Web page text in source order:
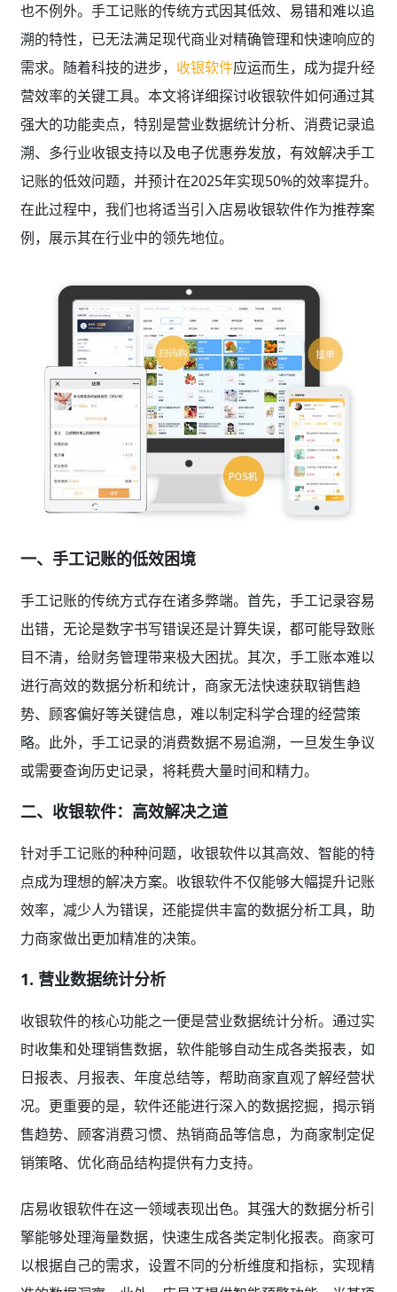
也不例外。手工记账的传统方式因其低效、易错和难以追
溯的特性，已无法满足现代商业对精确管理和快速响应的
需求。随着科技的进步， 收银软件应运而生，成为提升经
营效率的关键工具。本文将详细探讨收银软件如何通过其
强大的功能卖点，特别是营业数据统计分析、消费记录追
溯、多行业收银支持以及电子优惠券发放，有效解决手工
记账的低效问题，并预计在2025年实现50%的效率提升。
在此过程中，我们也将适当引入店易收银软件作为推荐案
例，展示其在行业中的领先地位。
一、手工记账的低效困境
手工记账的传统方式存在诸多弊端。首先，手工记录容易
出错，无论是数字书写错误还是计算失误，都可能导致账
目不清，给财务管理带来极大困扰。其次，手工账本难以
进行高效的数据分析和统计，商家无法快速获取销售趋
势、顾客偏好等关键信息，难以制定科学合理的经营策
略。此外，手工记录的消费数据不易追溯，一旦发生争议
或需要查询历史记录，将耗费大量时间和精力。
二、收银软件：高效解决之道
针对手工记账的种种问题，收银软件以其高效、智能的特
点成为理想的解决方案。收银软件不仅能够大幅提升记账
效率，减少人为错误，还能提供丰富的数据分析工具，助
力商家做出更加精准的决策。
1. 营业数据统计分析
收银软件的核心功能之一便是营业数据统计分析。通过实
时收集和处理销售数据，软件能够自动生成各类报表，如
日报表、月报表、年度总结等，帮助商家直观了解经营状
况。更重要的是，软件还能进行深入的数据挖掘，揭示销
售趋势、顾客消费习惯、热销商品等信息，为商家制定促
销策略、优化商品结构提供有力支持。
店易收银软件在这一领域表现出色。其强大的数据分析引
擎能够处理海量数据，快速生成各类定制化报表。商家可
以根据自己的需求，设置不同的分析维度和指标，实现精